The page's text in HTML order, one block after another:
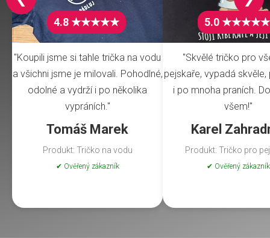
4.8 ★★★★★
"Koupili jsme si tahle trička na vodu
a všichni jsme je milovali. Pohodlné,
odolné a vydrží i po několika
vypráních."
Tomáš Marek
Produkt: Tričko na vodu
✔ Ověřený zákazník
5.0 ★★★★★
"Skvělé tričko pro
pejskaře, vypadá
i po mnoha praních.
všem!"
Karel
Produkt: Tričko pro
✔ Ověřený zákazník